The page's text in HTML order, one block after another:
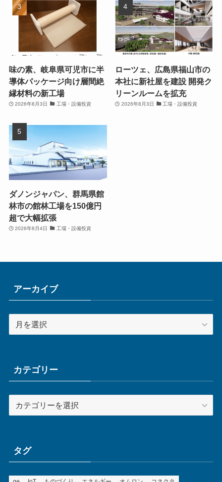
味の素、岐阜県可児市に半
導体パッケージ向け層間絶
縁材料の新工場
2026年8月3日 工場・設備投資
ローツェ、広島県福山市の
本社に新社屋を建設 開発ク
リーンルームを拡充
2026年8月3日 工場・設備投資
ダノンジャパン、群馬県館
林市の館林工場を150億円
超で大幅拡張
2026年8月4日 工場・設備投資
アーカイブ
ー
ブカテゴリー
テ
ータグ